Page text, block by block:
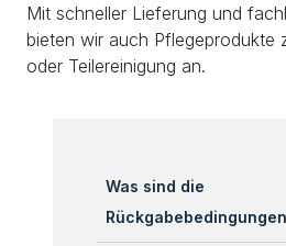
Mit schneller Lieferung und
bieten wir auch Pflegeprodukte
oder Teilereinigung an.
Was sind die